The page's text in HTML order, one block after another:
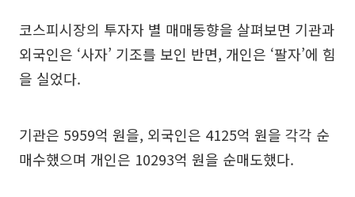
코스피시장의 투자자 별 매매동향을 살펴보면 기관과
외국인은 ‘사자’ 기조를 보인 반면, 개인은 ‘팔자’에 힘
을 실었다.
기관은 5959억 원을, 외국인은 4125억 원을 각각 순
매수했으며 개인은 10293억 원을 순매도했다.